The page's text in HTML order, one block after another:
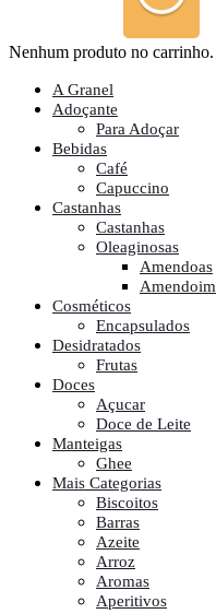
Nenhum produto no carrinho.
A Granel
Adoçante
Para Adoçar
Bebidas
Café
Capuccino
Castanhas
Castanhas
Oleaginosas
Amendoas
Amendoim
Cosméticos
Encapsulados
Desidratados
Frutas
Doces
Açucar
Doce de Leite
Manteigas
Ghee
Mais Categorias
Biscoitos
Barras
Azeite
Arroz
Aromas
Aperitivos